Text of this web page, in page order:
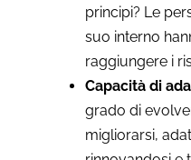
principi? Le
suo interno
raggiungere i
Capacità di
grado di
migliorarsi,